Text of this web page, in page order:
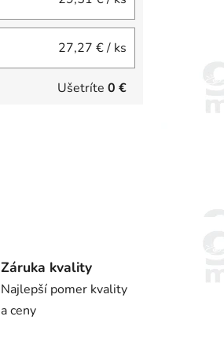
27,27 €/ ks
Ušetríte 0 €
Záruka kvality
Najlepší pomer kvality
a ceny